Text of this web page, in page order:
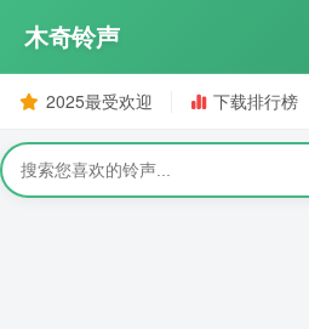
木奇铃声
2025最受欢迎 下载排行榜